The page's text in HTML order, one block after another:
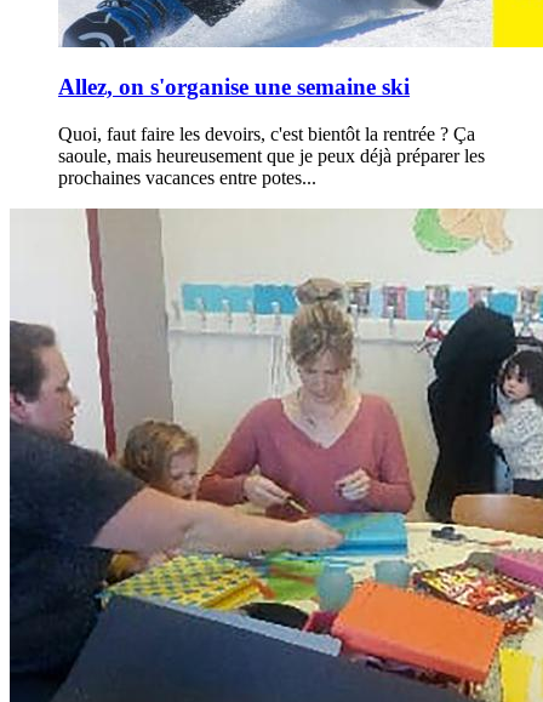
Allez, on s'organise une semaine ski
Quoi, faut faire les devoirs, c'est bientôt la rentrée ? Ça
saoule, mais heureusement que je peux déjà préparer les
prochaines vacances entre potes...